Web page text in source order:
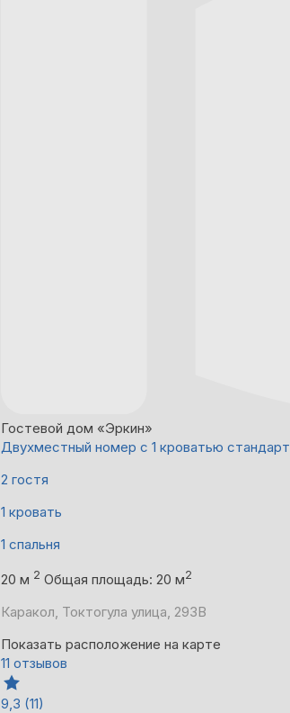
Гостевой дом «Эркин»
Двухместный номер с 1 кроватью стандарт
2 гостя
1 кровать
1 спальня
20 м 2 Общая площадь: 20 м2
Каракол, Токтогула улица, 293В
Показать расположение на карте
11 отзывов
9,3 (11)